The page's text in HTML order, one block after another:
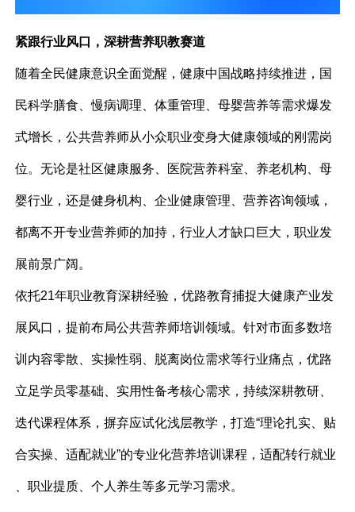
紧跟行业风口，深耕营养职教赛道
随着全民健康意识全面觉醒，健康中国战略持续推进，国
民科学膳食、慢病调理、体重管理、母婴营养等需求爆发
式增长，公共营养师从小众职业变身大健康领域的刚需岗
位。无论是社区健康服务、医院营养科室、养老机构、母
婴行业，还是健身机构、企业健康管理、营养咨询领域，
都离不开专业营养师的加持，行业人才缺口巨大，职业发
展前景广阔。
依托21年职业教育深耕经验，优路教育捕捉大健康产业发
展风口，提前布局公共营养师培训领域。针对市面多数培
训内容零散、实操性弱、脱离岗位需求等行业痛点，优路
立足学员零基础、实用性备考核心需求，持续深耕教研、
迭代课程体系，摒弃应试化浅层教学，打造“理论扎实、贴
合实操、适配就业”的专业化营养培训课程，适配转行就业
、职业提质、个人养生等多元学习需求。